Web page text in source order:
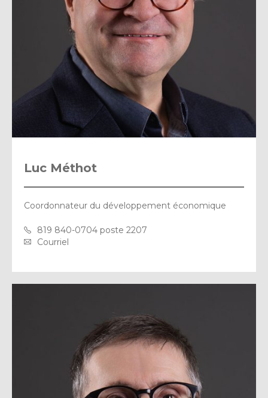
Luc Méthot
Coordonnateur du développement économique
819 840-0704 poste 2207
Courriel